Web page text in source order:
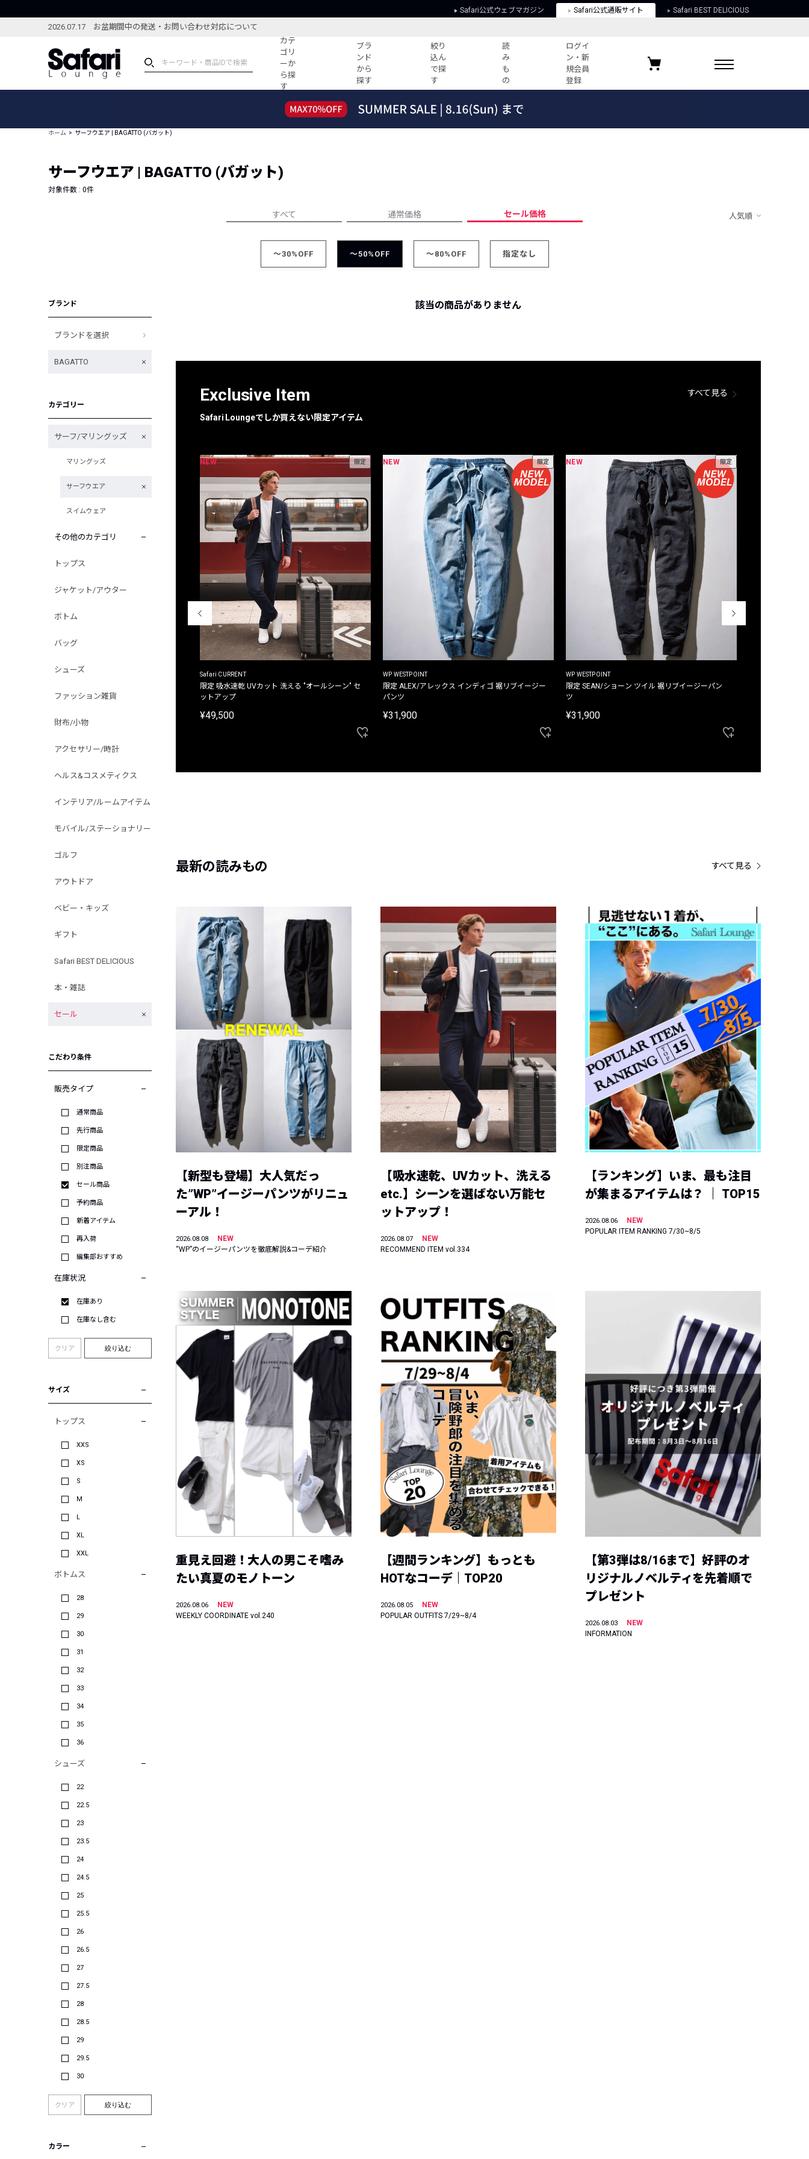
Safari公式ウェブマガジン Safari公式通販サイト Safari BEST DELICIOUS
2026.07.17 お盆期間中の発送・お問い合わせ対応について
カテ
ゴリ
ーか
ら探
す
ブラ
ンド
から
探す
絞り
込ん
で探
す
読
み
も
の
ログイ
ン・新
規会員
登録
ブランドから探す
新着アイテム
編集部のおすすめアイテム
コーディネート
すべての記事
人気記事ランキング
ウィークリーコーデ
プライバシーポリシー
お気に入りブランド
ホーム サーフウエア | BAGATTO (バガット)
サーフウエア | BAGATTO (バガット)
対象件数 : 0件
すべて 通常価格 セール価格 人気順
～30%OFF ～50%OFF ～80%OFF 指定なし
ブランド
ブランドを選択
BAGATTO
カテゴリー
サーフ/マリングッズ
マリングッズ
サーフウエア
スイムウェア
その他のカテゴリ
トップス
ジャケット/アウター
ボトム
バッグ
シューズ
ファッション雑貨
財布/小物
アクセサリー/時計
ヘルス&コスメティクス
インテリア/ルームアイテム
モバイル/ステーショナリー
ゴルフ
アウトドア
ベビー・キッズ
ギフト
Safari BEST DELICIOUS
本・雑誌
セール
こだわり条件
販売タイプ
通常商品
先行商品
限定商品
別注商品
セール商品
予約商品
新着アイテム
再入荷
編集部おすすめ
在庫状況
在庫あり
在庫なし含む
クリア 絞り込む
サイズ
トップス
XXS
XS
S
M
L
XL
XXL
ボトムス
28
29
30
31
32
33
34
35
36
シューズ
22
22.5
23
23.5
24
24.5
25
25.5
26
26.5
27
27.5
28
28.5
29
29.5
30
クリア 絞り込む
カラー
該当の商品がありません
Exclusive Item
Safari Loungeでしか買えない限定アイテム
すべて見る
NEW 限定
Safari CURRENT
限定 吸水速乾 UVカット 洗える "オールシーン" セ
ットアップ
¥49,500
NEW 限定
WP WESTPOINT
限定 ALEX/アレックス インディゴ 裾リブイージー
パンツ
¥31,900
NEW 限定
WP WESTPOINT
限定 SEAN/ショーン ツイル 裾リブイージーパン
ツ
¥31,900
最新の読みもの すべて見る
【新型も登場】大人気だっ
た”WP”イージーパンツがリニュ
ーアル！
2026.08.08
NEW
“WP”のイージーパンツを徹底解説&コーデ紹介
【吸水速乾、UVカット、洗える
etc.】シーンを選ばない万能セ
ットアップ！
2026.08.07
NEW
RECOMMEND ITEM vol.334
【ランキング】いま、最も注目
が集まるアイテムは？ ｜ TOP15
2026.08.06
NEW
POPULAR ITEM RANKING 7/30~8/5
重見え回避！大人の男こそ嗜み
たい真夏のモノトーン
2026.08.06
NEW
WEEKLY COORDINATE vol.240
【週間ランキング】もっとも
HOTなコーデ｜TOP20
2026.08.05
NEW
POPULAR OUTFITS 7/29~8/4
【第3弾は8/16まで】好評のオ
リジナルノベルティを先着順で
プレゼント
2026.08.03
NEW
INFORMATION